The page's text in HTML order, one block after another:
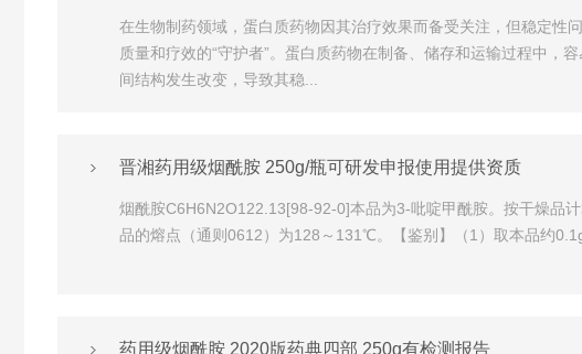
在生物制药领域，蛋白质药物因其治疗效果而备受关注，但稳定性
质量和疗效的“守护者”。蛋白质药物在制备、储存和运输过程中，
间结构发生改变，导致其稳...
晋湘药用级烟酰胺 250g/瓶可研发申报使用提供资质
烟酰胺C6H6N2O122.13[98-92-0]本品为3-吡啶甲酰胺。按干燥品
品的熔点（通则0612）为128～131℃。【鉴别】（1）取本品约
药用级烟酰胺 2020版药典四部 250g有检测报告